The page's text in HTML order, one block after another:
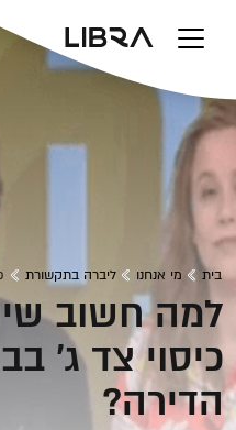
בית מי אנחנו ליברה בתקשורת
למה חשוב
כיסוי צד ג'
הדירה?